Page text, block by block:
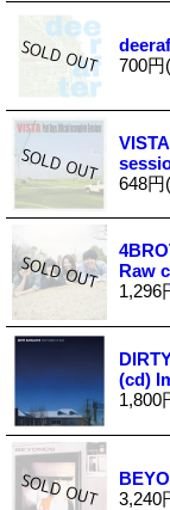
700円
648円
Raw
1,296
(cd)
1,800
3,240